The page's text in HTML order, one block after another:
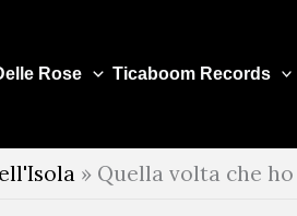
Rose Ticaboom Records
» Quella volta che